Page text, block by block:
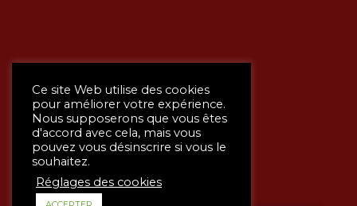
Ce site Web utilise des cookies
pour améliorer votre expérience.
Nous supposerons que vous êtes
d'accord avec cela, mais vous
pouvez vous désinscrire si vous le
souhaitez.
Réglages des cookies